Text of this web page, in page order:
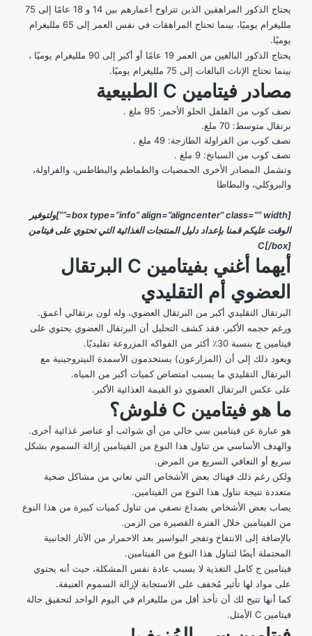
يحتاج الذكور المراهقين الذين تتراوح أعمارهم بين 14 و 18 عامًا إلى 75
ملليغرام يوميًا، بينما تحتاج المراهقات في نفس العمر إلى 65 ملليغرام
يوميًا.
يحتاج الذكور البالغين من العمر 19 عامًا أو أكبر إلى 90 ملليغرام يوميًا ،
بينما تحتاج الإناث البالغات إلى 75 ملليغرام يوميًا.
مصادر فيتامين C الطبيعية
نصف كوب من الفلفل الحلو الأحمر: 95 ملغ .
برتقال متوسط: 70 ملغ.
نصف كوب من الفراولة الطازجة: 49 ملغ .
نصف كوب من السبانخ: 9 ملغ .
وتشمل المصادر الأخرى الحمضيات والطماطم والبطاطس، والفراولة،
والبروكلي، والبطاطا
[box type=”info” align=”aligncenter” class=”” width=””]ولتوفير
الوقت عليكم قمنا بإعداددليل المنتجات الغذائية التي تحتوي على فيتامن
C[/box]
أيهما أغني بفيتامين C البرتقال
العضوي أم التقليدي
البرتقال التقليدي أكبر من البرتقال العضوي، وله لون برتقالي أعمق.
ورغم حجمه الأكبر، فقد كشف التحليل أن البرتقال العضوي يحتوي على
فيتامين ج بنسبة 30٪ أكثر من الفواكه المزروعة تقليديًا.
ويعود ذلك إلى أن (المزارعون) يستخدمون الأسمدة النيتروجينية مع
البرتقال التقليدي ما يسبب امتصاص كميات أكبر من المياه.
على عكس البرتقال العضوي ذو القيمة الغذائية الأكبر.
ما هو فيتامين C فلوش؟
هو عبارة عن فيتامين سي خالي من أي شوائب أو عناصر غذائية أخرى.
والهدف الأساسي من تناول هذا النوع من الفيتامين إزالة السموم بشكل
سريع أو التعافي السريع من المرض.
ولكن رغم ذلك فهناك بعض الأشخاص التي تعاني من مشاكل صحية
متعددة نتيجة تناول هذا النوع من الفيتامين.
يصاب بعض الأشخاص بصداع نصفي من تناول كميات كبيرة من هذا النوع
من الفيتامين خلال الفترة القصيرة من الزمن.
بالإضافة إلى الانتفاخ وتفجر البواسير بعد الاحمرار من الآثار الجانبية
المحتملة أيضًا لتناول هذا النوع من الفيتامين.
فيتامين ج كامل التغذية لا يسبب عادة نفس المشكلة، حيث أنه يحتوي
على مواد لها تأثير مُخفف على الاستجابة لإزالة السموم العنيفة.
كما أنها تتيح لك أن تأخذ أقل من ملليغرام في اليوم الواحد لتحقيق حالة
فيتامين C الأمثل.